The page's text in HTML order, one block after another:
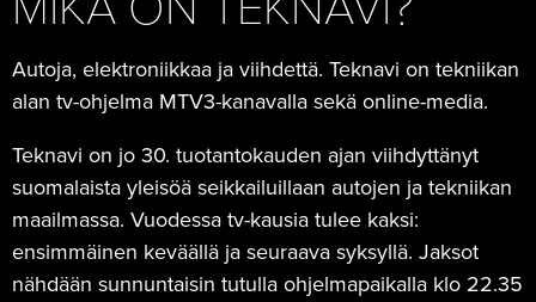
Autoja, elektroniikkaa ja viihdettä. Teknavi on tekniikan
alan tv-ohjelma MTV3-kanavalla sekä online-media.
Teknavi on jo 30. tuotantokauden ajan viihdyttänyt
suomalaista yleisöä seikkailuillaan autojen ja tekniikan
maailmassa. Vuodessa tv-kausia tulee kaksi:
ensimmäinen keväällä ja seuraava syksyllä. Jaksot
nähdään sunnuntaisin tutulla ohjelmapaikalla klo 22.35